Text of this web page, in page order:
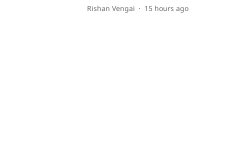
Rishan Vengai 15 hours ago